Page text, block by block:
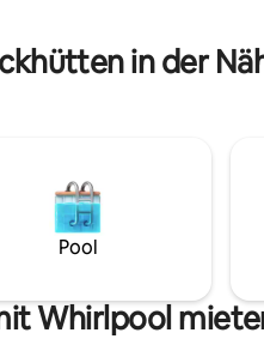
unvergesslicher
in der
Pool
Whirlpool